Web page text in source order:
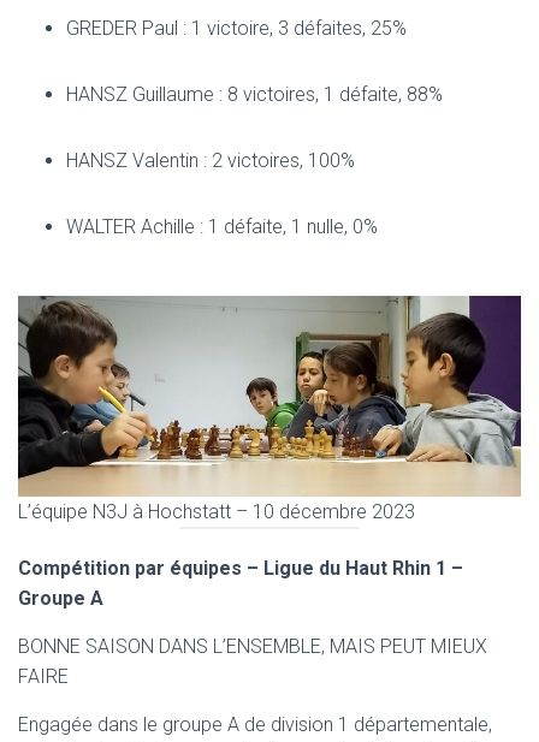
GREDER Paul : 1 victoire, 3 défaites, 25%
HANSZ Guillaume : 8 victoires, 1 défaite, 88%
HANSZ Valentin : 2 victoires, 100%
WALTER Achille : 1 défaite, 1 nulle, 0%
L’équipe N3J à Hochstatt – 10 décembre 2023
Compétition par équipes – Ligue du Haut Rhin 1 –
Groupe A
BONNE SAISON DANS L’ENSEMBLE, MAIS PEUT MIEUX
FAIRE
Engagée dans le groupe A de division 1 départementale,